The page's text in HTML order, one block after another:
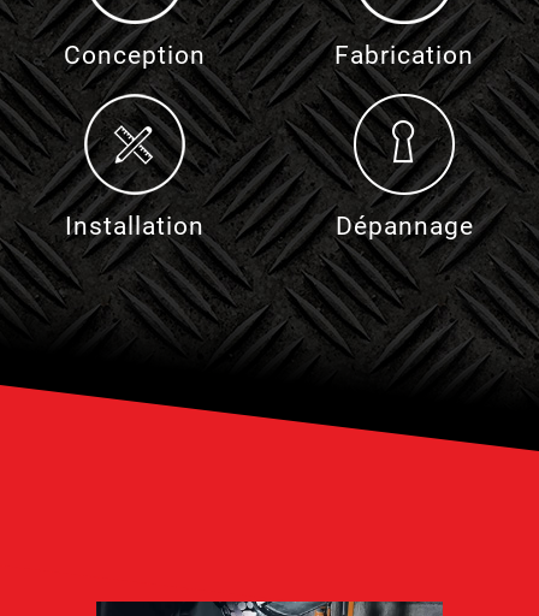
Conception Fabrication
Installation Dépannage